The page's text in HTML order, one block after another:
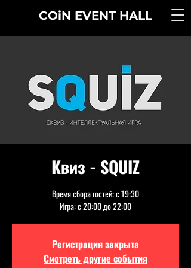
COiN EVENT HALL
Квиз - SQUIZ
Время сбора гостей: с 19:30
Игра: с 20:00 до 22:00
Регистрация закрыта
Смотреть другие события